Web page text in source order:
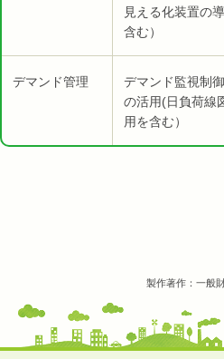
見える化装置の
含む）
デマンド管理
デマンド監視制
の活用(日負荷線
用を含む）
製作著作：一般